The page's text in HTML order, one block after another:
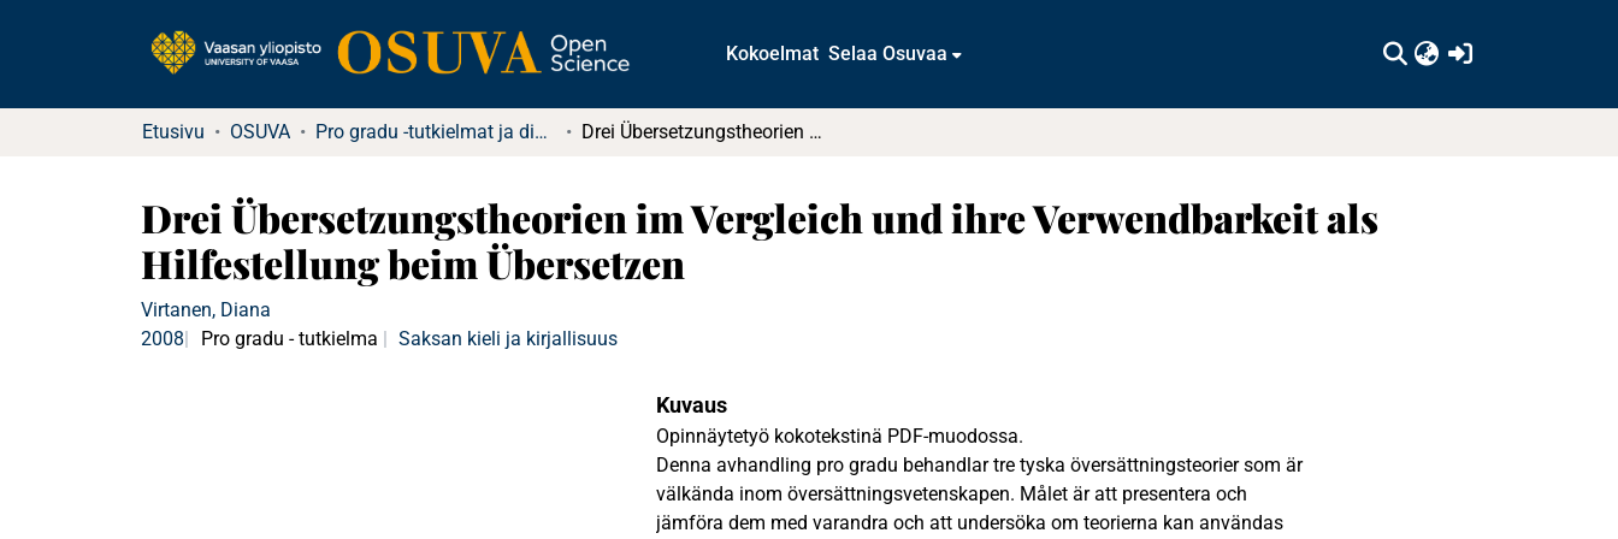
Kokoelmat Selaa Osuvaa
Etusivu OSUVA Pro gradu -tutkielmat ja diplomityöt Drei Übersetzungstheorien im Vergleich und ihre Verwendbarkeit als Hilfestellung beim Übersetzen
Drei Übersetzungstheorien im Vergleich und ihre Verwendbarkeit als
Hilfestellung beim Übersetzen
Virtanen, Diana
2008
Pro gradu - tutkielma Saksan kieli ja kirjallisuus
Kuvaus
Opinnäytetyö kokotekstinä PDF-muodossa.
Denna avhandling pro gradu behandlar tre tyska översättningsteorier som är
välkända inom översättningsvetenskapen. Målet är att presentera och
jämföra dem med varandra och att undersöka om teorierna kan användas